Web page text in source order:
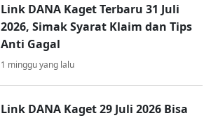
Link DANA Kaget Terbaru 31 Juli
2026, Simak Syarat Klaim dan Tips
Anti Gagal
1 minggu yang lalu
Link DANA Kaget 29 Juli 2026 Bisa